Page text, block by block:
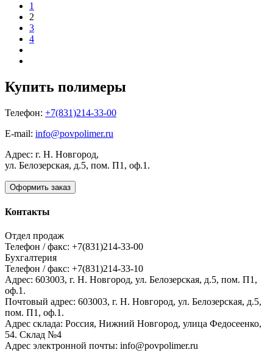
1
2
3
4
Купить полимеры
Телефон: +7(831)214-33-00
E-mail: info@povpolimer.ru
Адрес: г. Н. Новгород,
ул. Белозерская, д.5, пом. П1, оф.1.
Оформить заказ
Контакты
Отдел продаж
Телефон / факс: +7(831)214-33-00
Бухгалтерия
Телефон / факс: +7(831)214-33-10
Адрес: 603003, г. Н. Новгород, ул. Белозерская, д.5, пом. П1,
оф.1.
Почтовый адрес: 603003, г. Н. Новгород, ул. Белозерская, д.5,
пом. П1, оф.1.
Адрес склада: Россия, Нижний Новгород, улица Федосеенко,
54. Склад №4
Адрес электронной почты: info@povpolimer.ru